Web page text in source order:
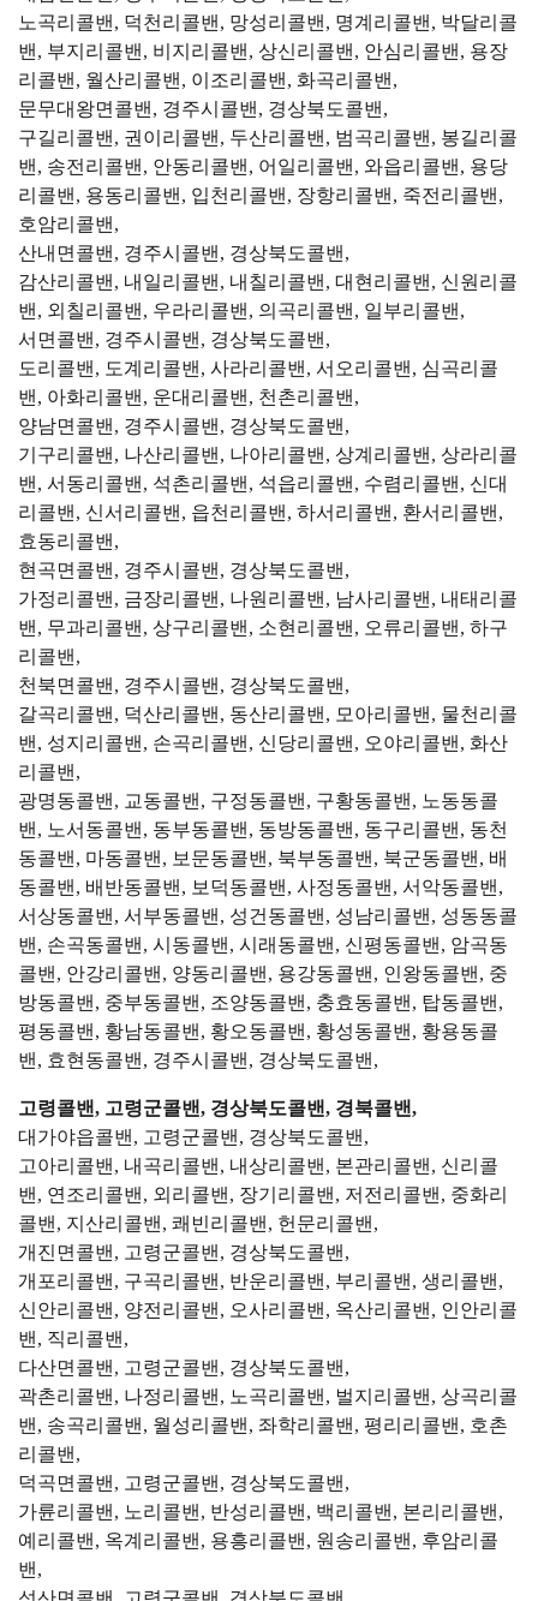
노곡리콜밴, 덕천리콜밴, 망성리콜밴, 명계리콜밴, 박달리콜
밴, 부지리콜밴, 비지리콜밴, 상신리콜밴, 안심리콜밴, 용장
리콜밴, 월산리콜밴, 이조리콜밴, 화곡리콜밴,
문무대왕면콜밴, 경주시콜밴, 경상북도콜밴,
구길리콜밴, 권이리콜밴, 두산리콜밴, 범곡리콜밴, 봉길리콜
밴, 송전리콜밴, 안동리콜밴, 어일리콜밴, 와읍리콜밴, 용당
리콜밴, 용동리콜밴, 입천리콜밴, 장항리콜밴, 죽전리콜밴,
호암리콜밴,
산내면콜밴, 경주시콜밴, 경상북도콜밴,
감산리콜밴, 내일리콜밴, 내칠리콜밴, 대현리콜밴, 신원리콜
밴, 외칠리콜밴, 우라리콜밴, 의곡리콜밴, 일부리콜밴,
서면콜밴, 경주시콜밴, 경상북도콜밴,
도리콜밴, 도계리콜밴, 사라리콜밴, 서오리콜밴, 심곡리콜
밴, 아화리콜밴, 운대리콜밴, 천촌리콜밴,
양남면콜밴, 경주시콜밴, 경상북도콜밴,
기구리콜밴, 나산리콜밴, 나아리콜밴, 상계리콜밴, 상라리콜
밴, 서동리콜밴, 석촌리콜밴, 석읍리콜밴, 수렴리콜밴, 신대
리콜밴, 신서리콜밴, 읍천리콜밴, 하서리콜밴, 환서리콜밴,
효동리콜밴,
현곡면콜밴, 경주시콜밴, 경상북도콜밴,
가정리콜밴, 금장리콜밴, 나원리콜밴, 남사리콜밴, 내태리콜
밴, 무과리콜밴, 상구리콜밴, 소현리콜밴, 오류리콜밴, 하구
리콜밴,
천북면콜밴, 경주시콜밴, 경상북도콜밴,
갈곡리콜밴, 덕산리콜밴, 동산리콜밴, 모아리콜밴, 물천리콜
밴, 성지리콜밴, 손곡리콜밴, 신당리콜밴, 오야리콜밴, 화산
리콜밴,
광명동콜밴, 교동콜밴, 구정동콜밴, 구황동콜밴, 노동동콜
밴, 노서동콜밴, 동부동콜밴, 동방동콜밴, 동구리콜밴, 동천
동콜밴, 마동콜밴, 보문동콜밴, 북부동콜밴, 북군동콜밴, 배
동콜밴, 배반동콜밴, 보덕동콜밴, 사정동콜밴, 서악동콜밴,
서상동콜밴, 서부동콜밴, 성건동콜밴, 성남리콜밴, 성동동콜
밴, 손곡동콜밴, 시동콜밴, 시래동콜밴, 신평동콜밴, 암곡동
콜밴, 안강리콜밴, 양동리콜밴, 용강동콜밴, 인왕동콜밴, 중
방동콜밴, 중부동콜밴, 조양동콜밴, 충효동콜밴, 탑동콜밴,
평동콜밴, 황남동콜밴, 황오동콜밴, 황성동콜밴, 황용동콜
밴, 효현동콜밴, 경주시콜밴, 경상북도콜밴,
고령콜밴, 고령군콜밴, 경상북도콜밴, 경북콜밴,
대가야읍콜밴, 고령군콜밴, 경상북도콜밴,
고아리콜밴, 내곡리콜밴, 내상리콜밴, 본관리콜밴, 신리콜
밴, 연조리콜밴, 외리콜밴, 장기리콜밴, 저전리콜밴, 중화리
콜밴, 지산리콜밴, 쾌빈리콜밴, 헌문리콜밴,
개진면콜밴, 고령군콜밴, 경상북도콜밴,
개포리콜밴, 구곡리콜밴, 반운리콜밴, 부리콜밴, 생리콜밴,
신안리콜밴, 양전리콜밴, 오사리콜밴, 옥산리콜밴, 인안리콜
밴, 직리콜밴,
다산면콜밴, 고령군콜밴, 경상북도콜밴,
곽촌리콜밴, 나정리콜밴, 노곡리콜밴, 벌지리콜밴, 상곡리콜
밴, 송곡리콜밴, 월성리콜밴, 좌학리콜밴, 평리리콜밴, 호촌
리콜밴,
덕곡면콜밴, 고령군콜밴, 경상북도콜밴,
가륜리콜밴, 노리콜밴, 반성리콜밴, 백리콜밴, 본리리콜밴,
예리콜밴, 옥계리콜밴, 용흥리콜밴, 원송리콜밴, 후암리콜
밴,